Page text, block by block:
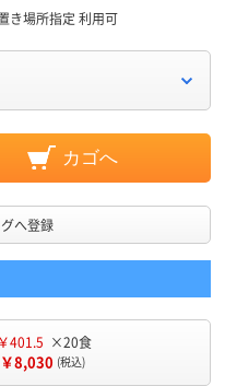
き場所指定 利用可
カゴへ
へ登録
￥401.5 ×20食
￥8,030 (税込)